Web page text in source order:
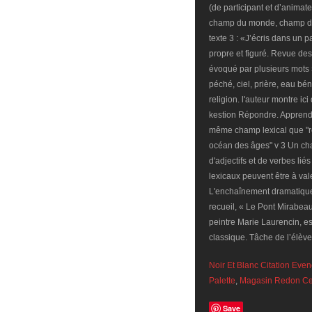
Noir Et Blanc Citation
Palette, Magasin Redon
Save